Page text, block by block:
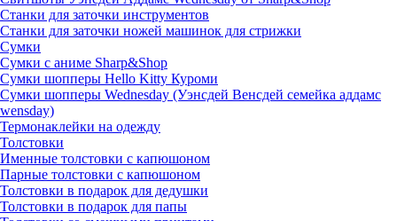
Станки для заточки инструментов
Станки для заточки ножей машинок для стрижки
Сумки
Сумки с аниме Sharp&Shop
Сумки шопперы Hello Kitty Куроми
Сумки шопперы Wednesday (Уэнсдей Венсдей семейка аддамс
wensday)
Термонаклейки на одежду
Толстовки
Именные толстовки с капюшоном
Парные толстовки с капюшоном
Толстовки в подарок для дедушки
Толстовки в подарок для папы